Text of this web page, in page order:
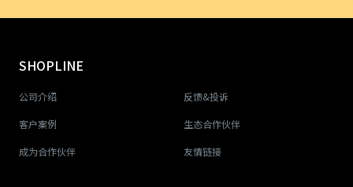
SHOPLINE
公司介绍 反馈&投诉
客户案例 生态合作伙伴
成为合作伙伴 友情链接